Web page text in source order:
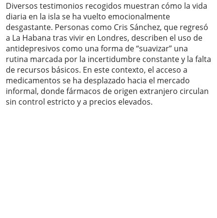
Diversos testimonios recogidos muestran cómo la vida
diaria en la isla se ha vuelto emocionalmente
desgastante. Personas como Cris Sánchez, que regresó
a La Habana tras vivir en Londres, describen el uso de
antidepresivos como una forma de “suavizar” una
rutina marcada por la incertidumbre constante y la falta
de recursos básicos. En este contexto, el acceso a
medicamentos se ha desplazado hacia el mercado
informal, donde fármacos de origen extranjero circulan
sin control estricto y a precios elevados.